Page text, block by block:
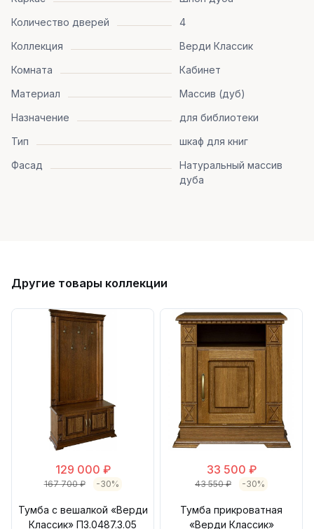
Количество дверей
4
Коллекция
Верди Классик
Комната
Кабинет
Материал
Массив (дуб)
Назначение
для библиотеки
Тип
шкаф для книг
Фасад
Натуральный массив
дуба
Другие товары коллекции
129 000 ₽
167 700 ₽ -30%
Тумба с вешалкой «Верди
Классик» П3.0487.3.05
33 500 ₽
43 550 ₽ -30%
Тумба прикроватная
«Верди Классик»